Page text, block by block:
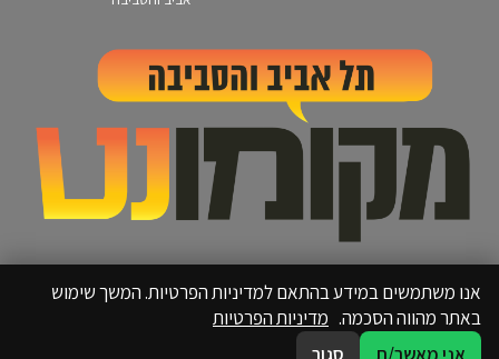
אנו משתמשים במידע בהתאם למדיניות הפרטיות. המשך שימוש
באתר מהווה הסכמה. מדיניות הפרטיות